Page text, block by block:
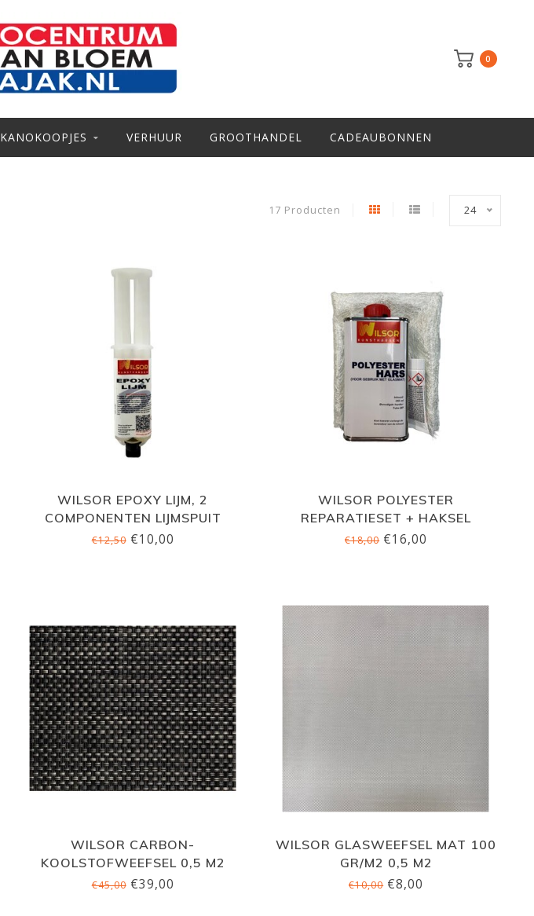
0
KANOKOOPJES VERHUUR GROOTHANDEL CADEAUBONNEN
17 Producten 24
WILSOR EPOXY LIJM, 2
COMPONENTEN LIJMSPUIT
€12,50€10,00
WILSOR POLYESTER
REPARATIESET + HAKSEL
€18,00€16,00
WILSOR CARBON-
KOOLSTOFWEEFSEL 0,5 M2
€45,00€39,00
WILSOR GLASWEEFSEL MAT 100
GR/M2 0,5 M2
€10,00€8,00